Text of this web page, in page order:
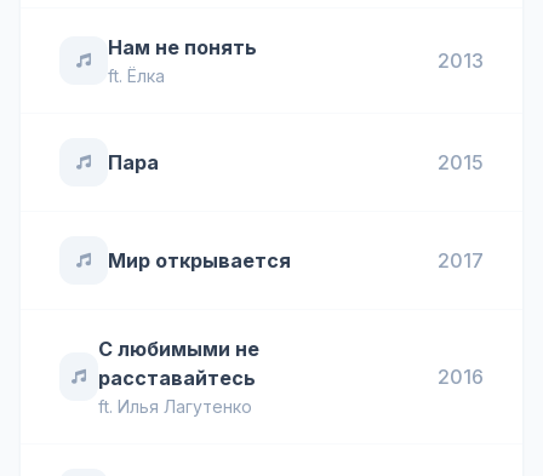
Нам не понять
ft. Ёлка
2013
Пара 2015
Мир открывается 2017
С любимыми не
расставайтесь
ft. Илья Лагутенко
2016